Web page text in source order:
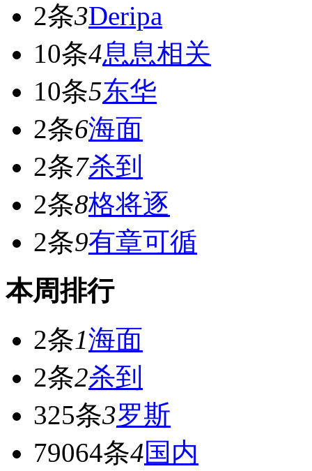
2条3Deripa
10条4息息相关
10条5东华
2条6海面
2条7杀到
2条8格将逐
2条9有章可循
本周排行
2条1海面
2条2杀到
325条3罗斯
79064条4国内